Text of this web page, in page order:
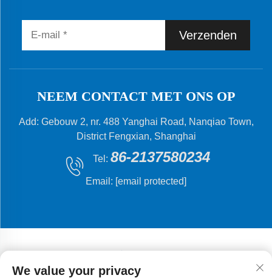
Verzenden
NEEM CONTACT MET ONS OP
Add: Gebouw 2, nr. 488 Yanghai Road, Nanqiao Town,
District Fengxian, Shanghai
Tel: 86-2137580234
Email: [email protected]
We value your privacy